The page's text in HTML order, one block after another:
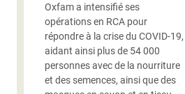
Oxfam a intensifié ses
opérations en RCA pour
répondre à la crise du COVID-19,
aidant ainsi plus de 54 000
personnes avec de la nourriture
et des semences, ainsi que des